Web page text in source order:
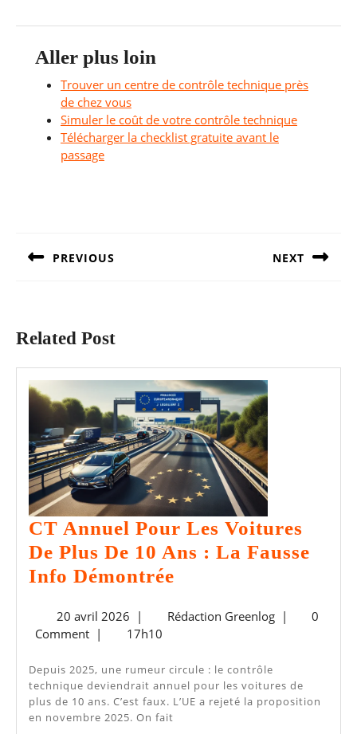
Aller plus loin
Trouver un centre de contrôle technique près
de chez vous
Simuler le coût de votre contrôle technique
Télécharger la checklist gratuite avant le
passage
l’articlePREVIOUS NEXT
Related Post
CT Annuel Pour Les Voitures
De Plus De 10 Ans : La Fausse
Info Démontrée
Pour
Voitures
De
20 avril 202620
avril
| Rédaction GreenlogRédaction
|
0
Comment | 17h10
Depuis 2025, une rumeur circule : le contrôle
technique deviendrait annuel pour les voitures de
plus de 10 ans. C’est faux. L’UE a rejeté la proposition
en novembre 2025. On fait